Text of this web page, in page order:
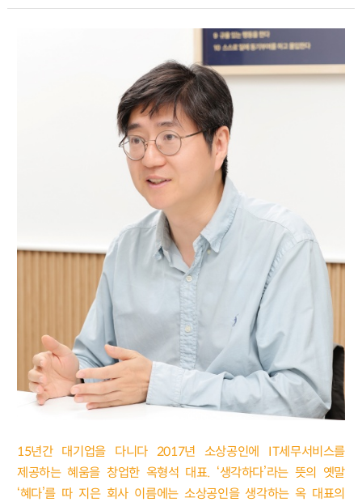
15년간 대기업을 다니다 2017년 소상공인에 IT세무서비스를
제공하는 혜움을 창업한 옥형석 대표. ‘생각하다’라는 뜻의 옛말
‘혜다’를 따 지은 회사 이름에는 소상공인을 생각하는 옥 대표의